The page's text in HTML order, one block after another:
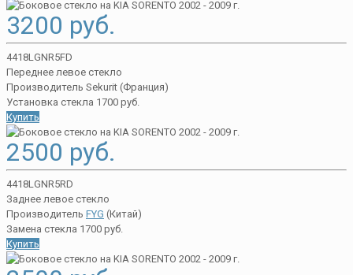
3200 руб.
4418LGNR5FD
Переднее левое стекло
Производитель Sekurit (Франция)
Установка стекла 1700 руб.
Купить
2500 руб.
4418LGNR5RD
Заднее левое стекло
Производитель FYG (Китай)
Замена стекла 1700 руб.
Купить